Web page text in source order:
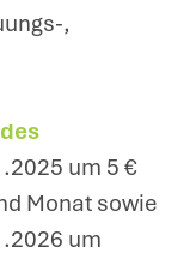
,
um 5 €
Monat sowie
um